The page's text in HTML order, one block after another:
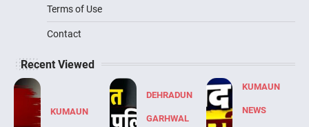
Terms of Use
Contact
Recent Viewed
KUMAUN
DEHRADUN
GARHWAL
KUMAUN
NEWS